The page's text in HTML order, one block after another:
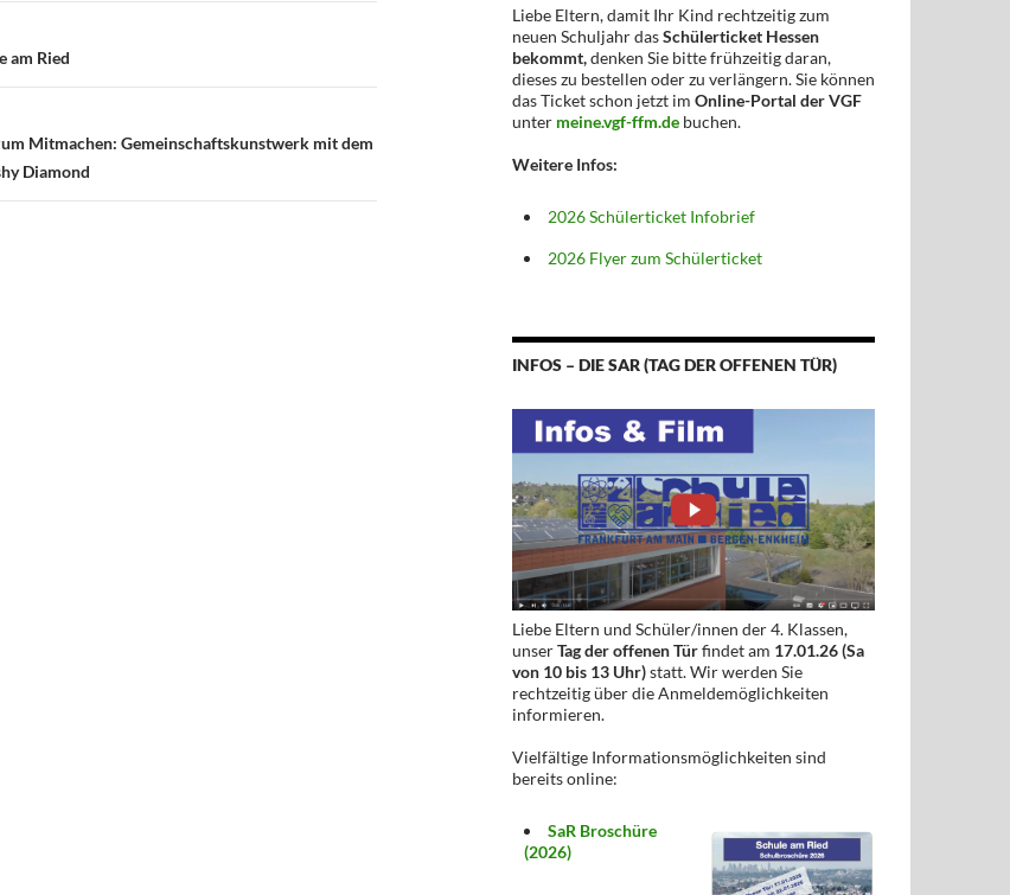
am Ried
Mitmachen: Gemeinschaftskunstwerk mit dem
Diamond
Liebe Eltern, damit Ihr Kind rechtzeitig zum
neuen Schuljahr dasSchülerticket Hessen
bekommt,denken Sie bitte frühzeitig daran,
dieses zu bestellen oder zu verlängern. Sie können
das Ticket schon jetzt im Online-Portal der VGF
unter meine.vgf-ffm.de buchen.
Weitere Infos:
2026 Schülerticket Infobrief
2026 Flyer zum Schülerticket
INFOS – DIE SAR (TAG DER OFFENEN TÜR)
Liebe Eltern und Schüler/innen der 4. Klassen,
unserTag der offenen Türfindet am 17.01.26 (Sa
von 10 bis 13 Uhr)statt. Wir werden Sie
rechtzeitig über die Anmeldemöglichkeiten
informieren.
Vielfältige Informationsmöglichkeiten sind
bereits online:
SaR Broschüre
(2026)